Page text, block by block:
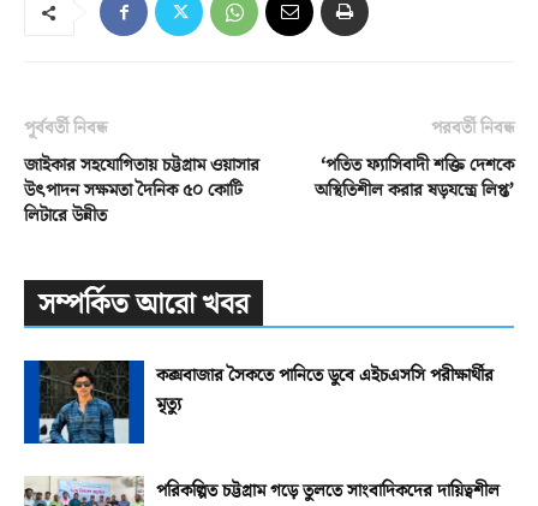
পূর্ববর্তী নিবন্ধ
জাইকার সহযোগিতায় চট্টগ্রাম ওয়াসার
উৎপাদন সক্ষমতা দৈনিক ৫০ কোটি
লিটারে উন্নীত
পরবর্তী নিবন্ধ
‘পতিত ফ্যাসিবাদী শক্তি দেশকে
অস্থিতিশীল করার ষড়যন্ত্রে লিপ্ত’
সম্পর্কিত আরো খবর
কক্সবাজার সৈকতে পানিতে ডুবে এইচএসসি পরীক্ষার্থীর
মৃত্যু
পরিকল্পিত চট্টগ্রাম গড়ে তুলতে সাংবাদিকদের দায়িত্বশীল